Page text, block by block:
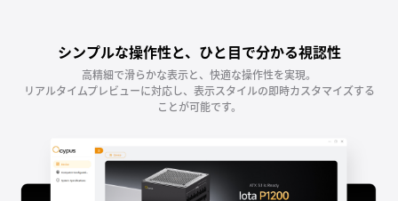
シンプルな操作性と、ひと目で分かる視認性
高精細で滑らかな表示と、快適な操作性を実現。
リアルタイムプレビューに対応し、表示スタイルの即時カスタマイズする
ことが可能です。